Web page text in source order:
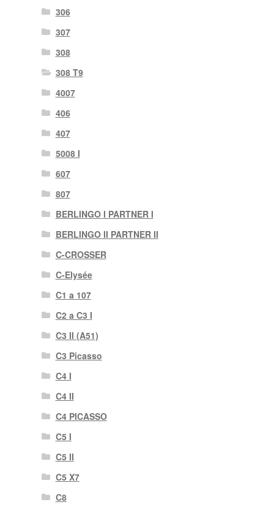
306
307
308
308 T9
4007
406
407
5008 I
607
807
BERLINGO I PARTNER I
BERLINGO II PARTNER II
C-CROSSER
C-Elysée
C1 a 107
C2 a C3 I
C3 II (A51)
C3 Picasso
C4 I
C4 II
C4 PICASSO
C5 I
C5 II
C5 X7
C8